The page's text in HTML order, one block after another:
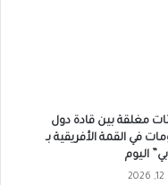
مغلقة بين قادة دول
في القمة الأفريقية بـ
اليوم